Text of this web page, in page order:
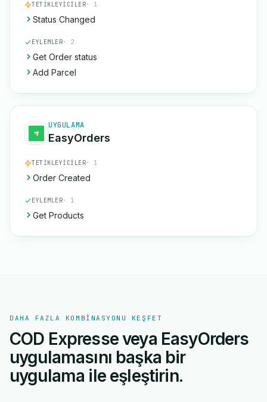
TETIKLEYICILER· 1
Status Changed
EYLEMLER· 2
Get Order status
Add Parcel
UYGULAMA
EasyOrders
TETIKLEYICILER· 1
Order Created
EYLEMLER· 1
Get Products
DAHA FAZLA KOMBINASYONU KEŞFET
COD Expresse veya EasyOrders
uygulamasını başka bir
uygulama ile eşleştirin.